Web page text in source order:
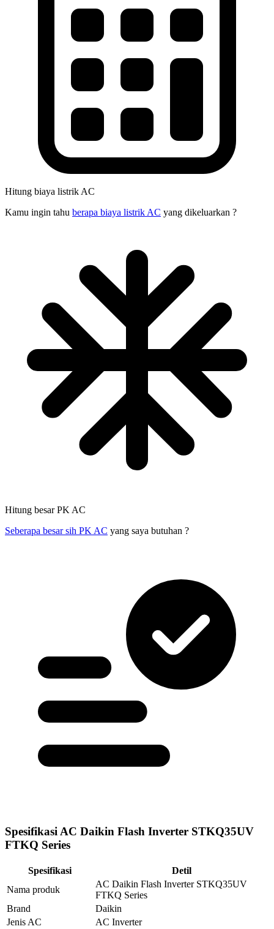
Hitung biaya listrik AC
Kamu ingin tahu berapa biaya listrik AC yang dikeluarkan ?
Hitung besar PK AC
Seberapa besar sih PK AC yang saya butuhan ?
Spesifikasi AC Daikin Flash Inverter STKQ35UV
FTKQ Series
Spesifikasi
Detil
Nama produk
AC Daikin Flash Inverter STKQ35UV
FTKQ Series
Brand
Daikin
Jenis AC
AC Inverter